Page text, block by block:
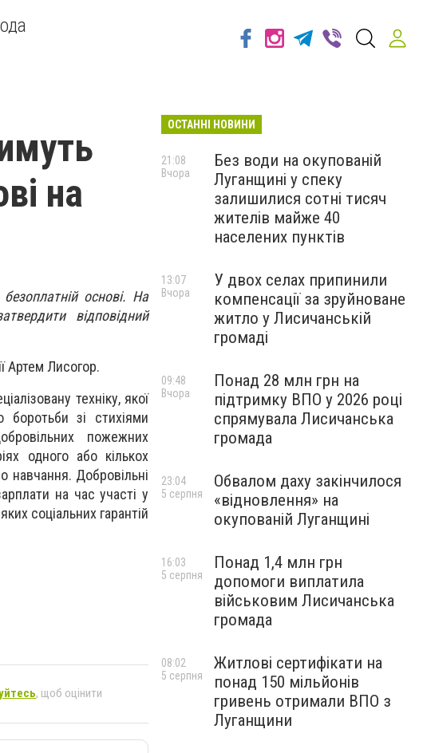
на
основі. На
відповідний
Артем Лисогор.
техніку, якої
боротьби зі стихіями
пожежних
одного або кількох
навчання. Добровільні
на час участі у
соціальних гарантій
, щоб оцінити
ОСТАННІ НОВИНИ
Без води на окупованій
Луганщині у спеку
залишилися сотні тисяч
жителів майже 40
населених пунктів
21:08
Вчора
У двох селах припинили
компенсації за зруйноване
житло у Лисичанській
громаді
13:07
Вчора
Понад 28 млн грн на
підтримку ВПО у 2026 році
спрямувала Лисичанська
громада
09:48
Вчора
Обвалом даху закінчилося
«відновлення» на
окупованій Луганщині
23:04
5 серпня
Понад 1,4 млн грн
допомоги виплатила
військовим Лисичанська
громада
16:03
5 серпня
Житлові сертифікати на
понад 150 мільйонів
гривень отримали ВПО з
Луганщини
08:02
5 серпня